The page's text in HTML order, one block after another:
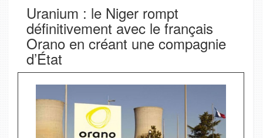
Uranium : le Niger rompt
définitivement avec le français
Orano en créant une compagnie
d’État